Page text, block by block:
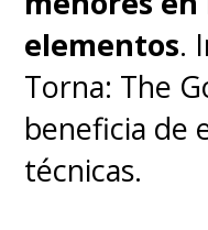
grupo (cosa
logra, y la
terminar) y
paradero
elementos.
Torna: The
beneficia de
técnicas.